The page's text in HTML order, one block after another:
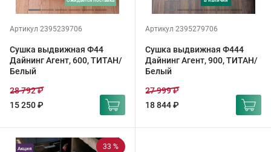
Артикул 2395239706
Сушка выдвижная Ф44
Дайнинг Агент, 600, ТИТАН/
Белый
15 250 ₽
28 792 ₽
Артикул 2395279706
Сушка выдвижная Ф444
Дайнинг Агент, 900, ТИТАН/
Белый
18 844 ₽
27 999 ₽
33 %
Акция